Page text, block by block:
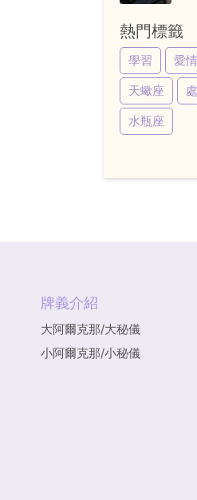
熱門標籤
學習 愛情
天蠍座
水瓶座
牌義介紹
大阿爾克那/大秘儀
小阿爾克那/小秘儀